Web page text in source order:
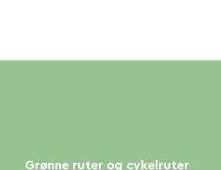
Grønne ruter og cykelruter